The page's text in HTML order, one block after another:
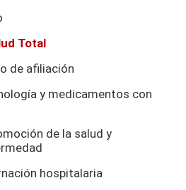
Total
de afiliación
y medicamentos con
de la salud y
hospitalaria